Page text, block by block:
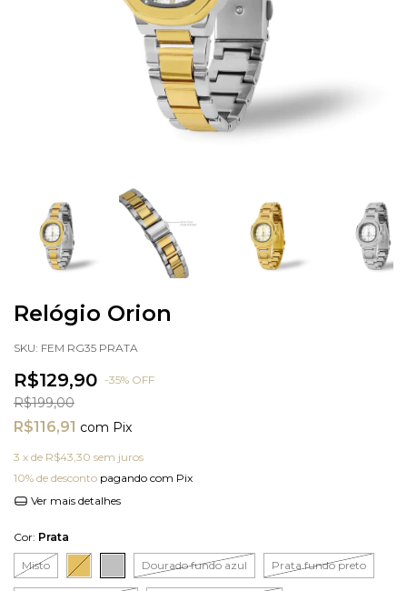
Relógio Orion
SKU: FEM RG35 PRATA
R$129,90 -35% OFF
R$199,00
R$116,91 com Pix
3 x de R$43,30 sem juros
10% de desconto pagando com Pix
Ver mais detalhes
Cor: Prata
Misto Dourado fundo azul Prata fundo preto